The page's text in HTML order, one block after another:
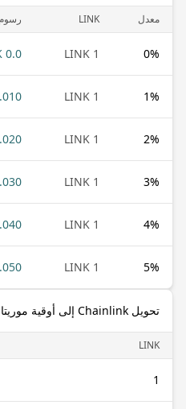
معدل LINK
0%
1 LINK
0.0 LINK
1%
1 LINK
LINK
2%
1 LINK
LINK
3%
1 LINK
LINK
4%
1 LINK
LINK
5%
1 LINK
LINK
تحويل Chainlink إلى أوقية موريتانية - 1973-2017
LINK
1